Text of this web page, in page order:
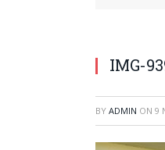
IMG-
BY ADMIN ON 9